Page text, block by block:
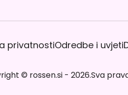
privatnostiOdredbe i uvjeti
© rossen.si- 2026.Sva